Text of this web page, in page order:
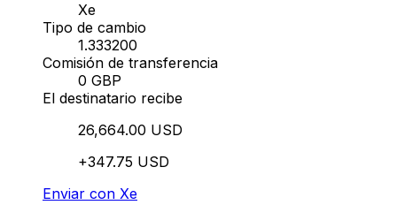
Xe
Tipo de cambio
1.333200
Comisión de transferencia
0 GBP
El destinatario recibe
26,664.00 USD
+347.75 USD
Enviar con Xe